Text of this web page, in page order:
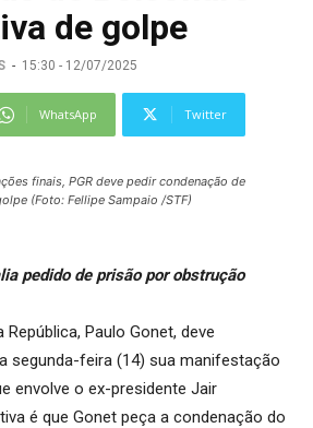
de golpe
- 15:30 - 12/07/2025
WhatsApp Twitter
finais, PGR deve pedir condenação de
(Foto: Fellipe Sampaio /STF)
pedido de prisão por obstrução
Paulo Gonet, deve
segunda-feira (14) sua manifestação
envolve o ex-presidente Jair
é que Gonet peça a condenação do